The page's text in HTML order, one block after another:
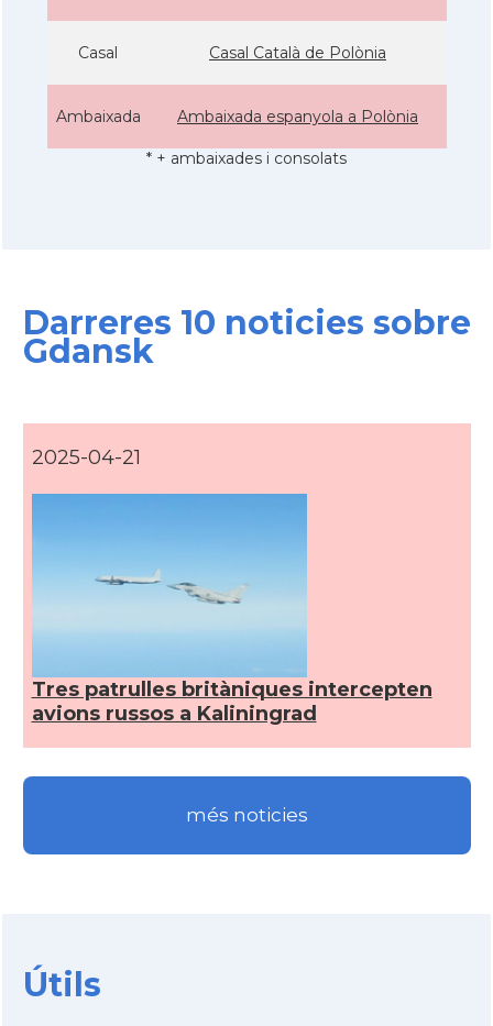
Casal Casal Català de Polònia
Ambaixada Ambaixada espanyola a Polònia
* + ambaixades i consolats
Darreres 10 noticies sobre
Gdansk
2025-04-21
Tres patrulles britàniques intercepten
avions russos a Kaliningrad
més noticies
Útils